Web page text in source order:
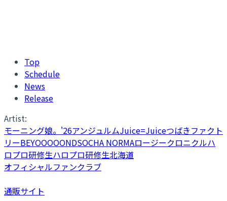
Top
Schedule
News
Release
Artist:
モーニング娘。'26アンジュルムJuice=Juiceつばきファクト
リーBEYOOOOONDSOCHA NORMAロージークロニクルハ
ロプロ研修生ハロプロ研修生北海道
オフィシャルファンクラブ
通販サイト